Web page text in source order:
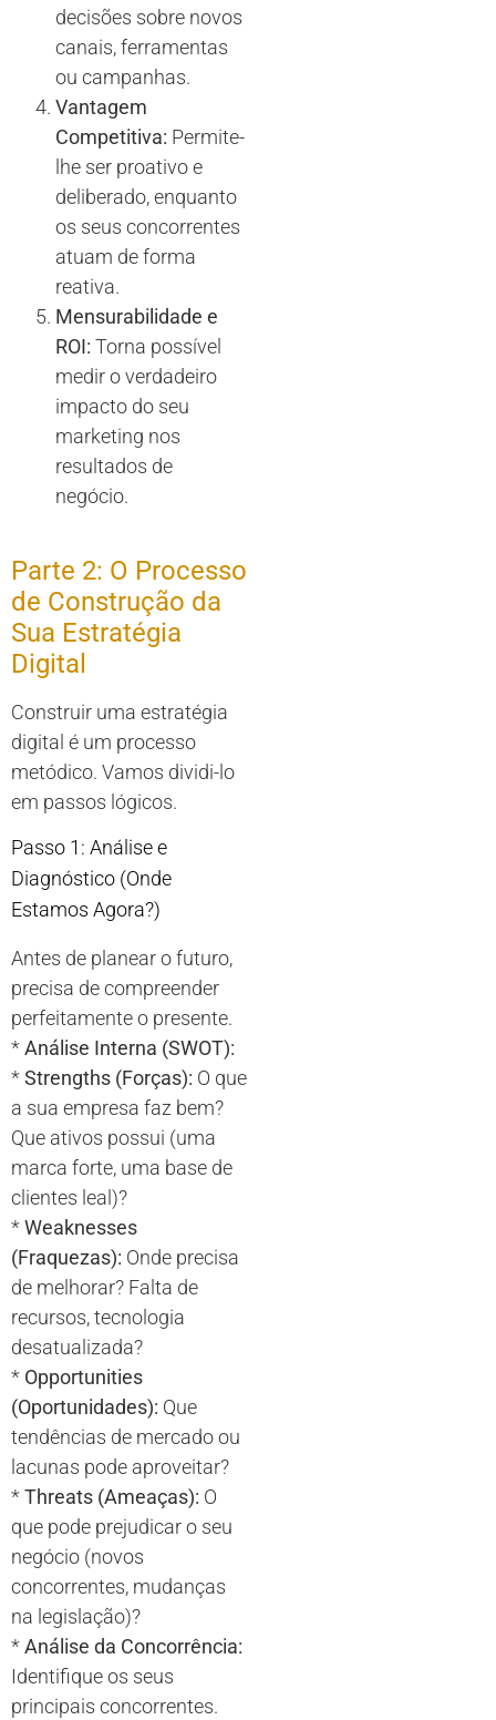
decisões sobre novos
canais, ferramentas
ou campanhas.
Vantagem
Competitiva: Permite-
lhe ser proativo e
deliberado, enquanto
os seus concorrentes
atuam de forma
reativa.
Mensurabilidade e
ROI: Torna possível
medir o verdadeiro
impacto do seu
marketing nos
resultados de
negócio.
Parte 2: O Processo
de Construção da
Sua Estratégia
Digital
Construir uma estratégia
digital é um processo
metódico. Vamos dividi-lo
em passos lógicos.
Passo 1: Análise e
Diagnóstico (Onde
Estamos Agora?)
Antes de planear o futuro,
precisa de compreender
perfeitamente o presente.
*Análise Interna (SWOT):
*Strengths (Forças): O que
a sua empresa faz bem?
Que ativos possui (uma
marca forte, uma base de
clientes leal)?
*Weaknesses
(Fraquezas): Onde precisa
de melhorar? Falta de
recursos, tecnologia
desatualizada?
* Opportunities
(Oportunidades): Que
tendências de mercado ou
lacunas pode aproveitar?
*Threats (Ameaças): O
que pode prejudicar o seu
negócio (novos
concorrentes, mudanças
na legislação)?
*Análise da Concorrência:
Identifique os seus
principais concorrentes.